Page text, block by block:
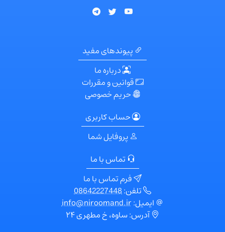
پیوندهای مفید
درباره ما
قوانین و مقررات
حریم خصوصی
حساب کاربری
پروفایل شما
تماس با ما
فرم تماس با ما
تلفن:08642227448
ایمیل:info@niroomand.ir
آدرس: ساوه، خ مطهری ۲۴